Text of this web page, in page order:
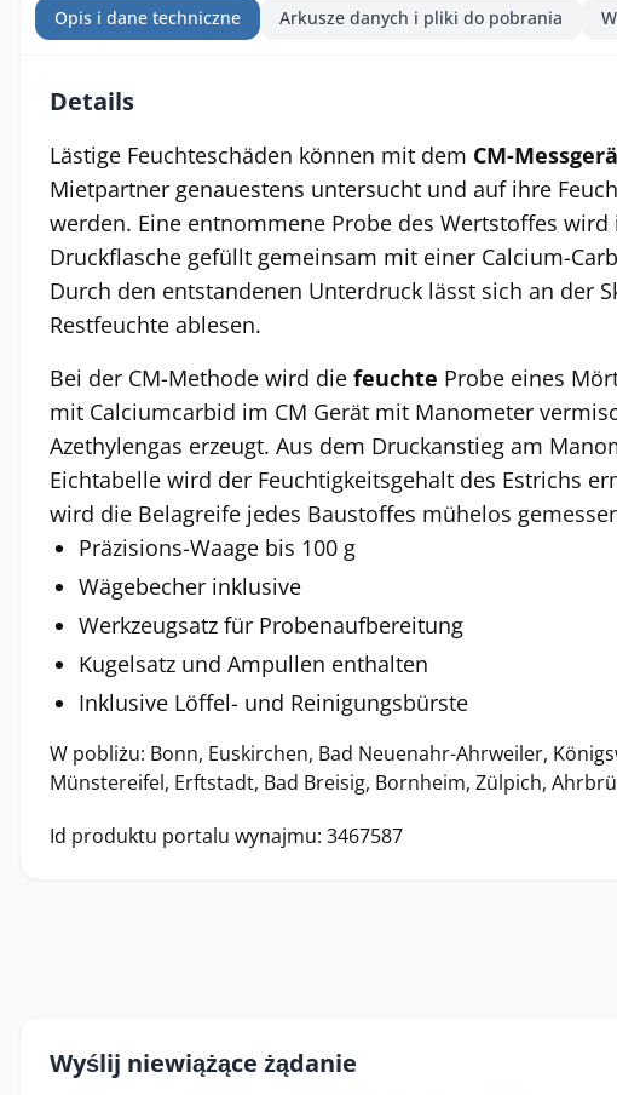
Opis i dane techniczne Arkusze danych i pliki do pobrania
Details
Lästige Feuchteschäden können mit dem CM-
Mietpartner genauestens untersucht und auf ihre
werden. Eine entnommene Probe des Wertstoffes wird
Druckflasche gefüllt gemeinsam mit einer Calcium-
Durch den entstandenen Unterdruck lässt sich an der
Restfeuchte ablesen.
Bei der CM-Methode wird die feuchte Probe eines
mit Calciumcarbid im CM Gerät mit Manometer
Azethylengas erzeugt. Aus dem Druckanstieg am
Eichtabelle wird der Feuchtigkeitsgehalt des Estrichs
wird die Belagreife jedes Baustoffes mühelos
Präzisions-Waage bis 100 g
Wägebecher inklusive
Werkzeugsatz für Probenaufbereitung
Kugelsatz und Ampullen enthalten
Inklusive Löffel- und Reinigungsbürste
W pobliżu: Bonn, Euskirchen, Bad Neuenahr-Ahrweiler,
Münstereifel, Erftstadt, Bad Breisig, Bornheim, Zülpich,
Id produktu portalu wynajmu: 3467587
Wyślij niewiążące żądanie